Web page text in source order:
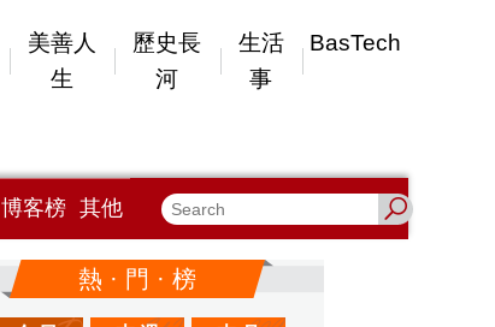
美善人
生
歷史長
河
生活
事
BasTech
博客榜 其他
熱 · 門 · 榜